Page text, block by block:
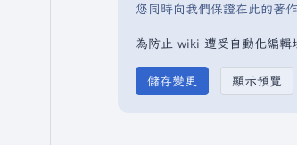
您同時向我們保證在此的著
為防止 wiki 遭受自動化編輯